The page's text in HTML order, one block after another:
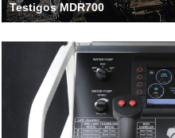
Testigos MDR700
rápidos y más fáciles con la
motor diesel Leer más >>